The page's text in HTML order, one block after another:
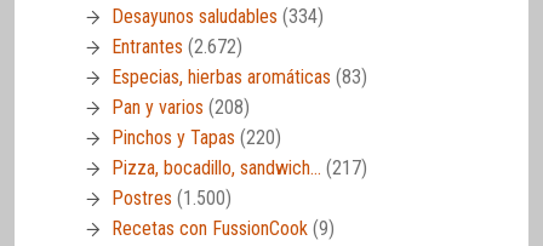
Desayunos saludables (334)
Entrantes (2.672)
Especias, hierbas aromáticas (83)
Pan y varios (208)
Pinchos y Tapas (220)
Pizza, bocadillo, sandwich… (217)
Postres (1.500)
Recetas con FussionCook (9)